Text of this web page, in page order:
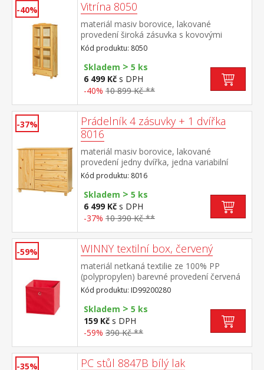
-40% Vitrína 8050
materiál masiv borovice, lakované
provedení široká zásuvka s kovovými
pojezdy, 2 prosklené dveře 2 variabilní a 1
pevná police
Kód produktu: 8050
Skladem > 5 ks
6 499 Kč s DPH
-40% 10 899 Kč **
-37%
Prádelník 4 zásuvky + 1 dvířka
8016
materiál masiv borovice, lakované
provedení jedny dvířka, jedna variabilní
police 4 široké zásuvky s kovovými pojezdy,
hloubka zásuvky 33,5 cm
Kód produktu: 8016
Skladem > 5 ks
6 499 Kč s DPH
-37% 10 390 Kč **
-59% WINNY textilní box, červený
materiál netkaná textilie ze 100% PP
(polypropylen) barevné provedení červená
Kód produktu: ID99200280
Skladem > 5 ks
159 Kč s DPH
-59% 390 Kč **
-35% PC stůl 8847B bílý lak